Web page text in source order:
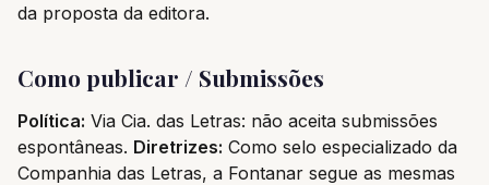
da proposta da editora.
Como publicar / Submissões
Política: Via Cia. das Letras: não aceita submissões
espontâneas. Diretrizes: Como selo especializado da
Companhia das Letras, a Fontanar segue as mesmas